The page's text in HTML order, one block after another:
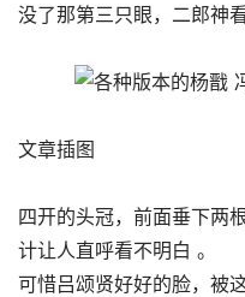
没了那第三只眼，二郎神
文章插图
四开的头冠，前面垂下两
计让人直呼看不明白 。
可惜吕颂贤好好的脸，被